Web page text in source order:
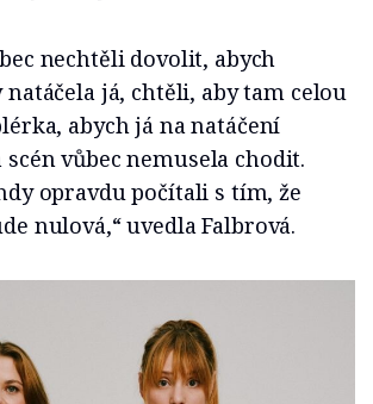
nechtěli dovolit, abych
natáčela já, chtěli, aby tam celou
abych já na natáčení
vůbec nemusela chodit.
opravdu počítali s tím, že
nulová,“ uvedla Falbrová.